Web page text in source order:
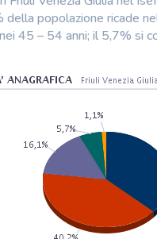
della popolazione ricade
45 – 54 anni; il 5,7% si